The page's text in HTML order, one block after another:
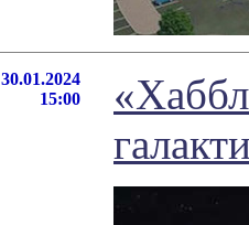
30.01.2024
15:00